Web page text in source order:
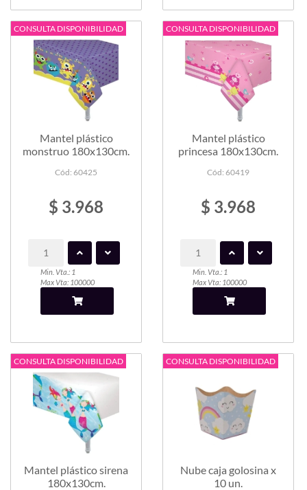
CONSULTA DISPONIBILIDAD
Mantel plástico
monstruo 180x130cm.
Cód: 60425
$ 3.968
Min. Vta.: 1
Max Vta: 100000
CONSULTA DISPONIBILIDAD
Mantel plástico
princesa 180x130cm.
Cód: 60419
$ 3.968
Min. Vta.: 1
Max Vta: 100000
CONSULTA DISPONIBILIDAD
Mantel plástico sirena
180x130cm.
CONSULTA DISPONIBILIDAD
Nube caja golosina x
10 un.